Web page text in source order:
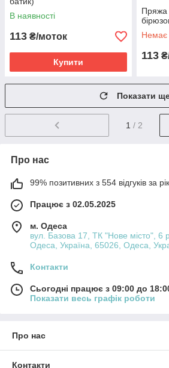
В наявності
113 ₴/моток
Купити
Пряжа
Немає
113
Показати
1 / 2
Про нас
99% позитивних з 554 відгуків за рік
Працює з 02.05.2025
м. Одеса
вул. Базова 17, ТК "Нове місто", 6
Одеса, Україна, 65026, Одеса,
Контакти
Сьогодні працює з 09:00 до
Показати весь графік роботи
Про нас
Контакти